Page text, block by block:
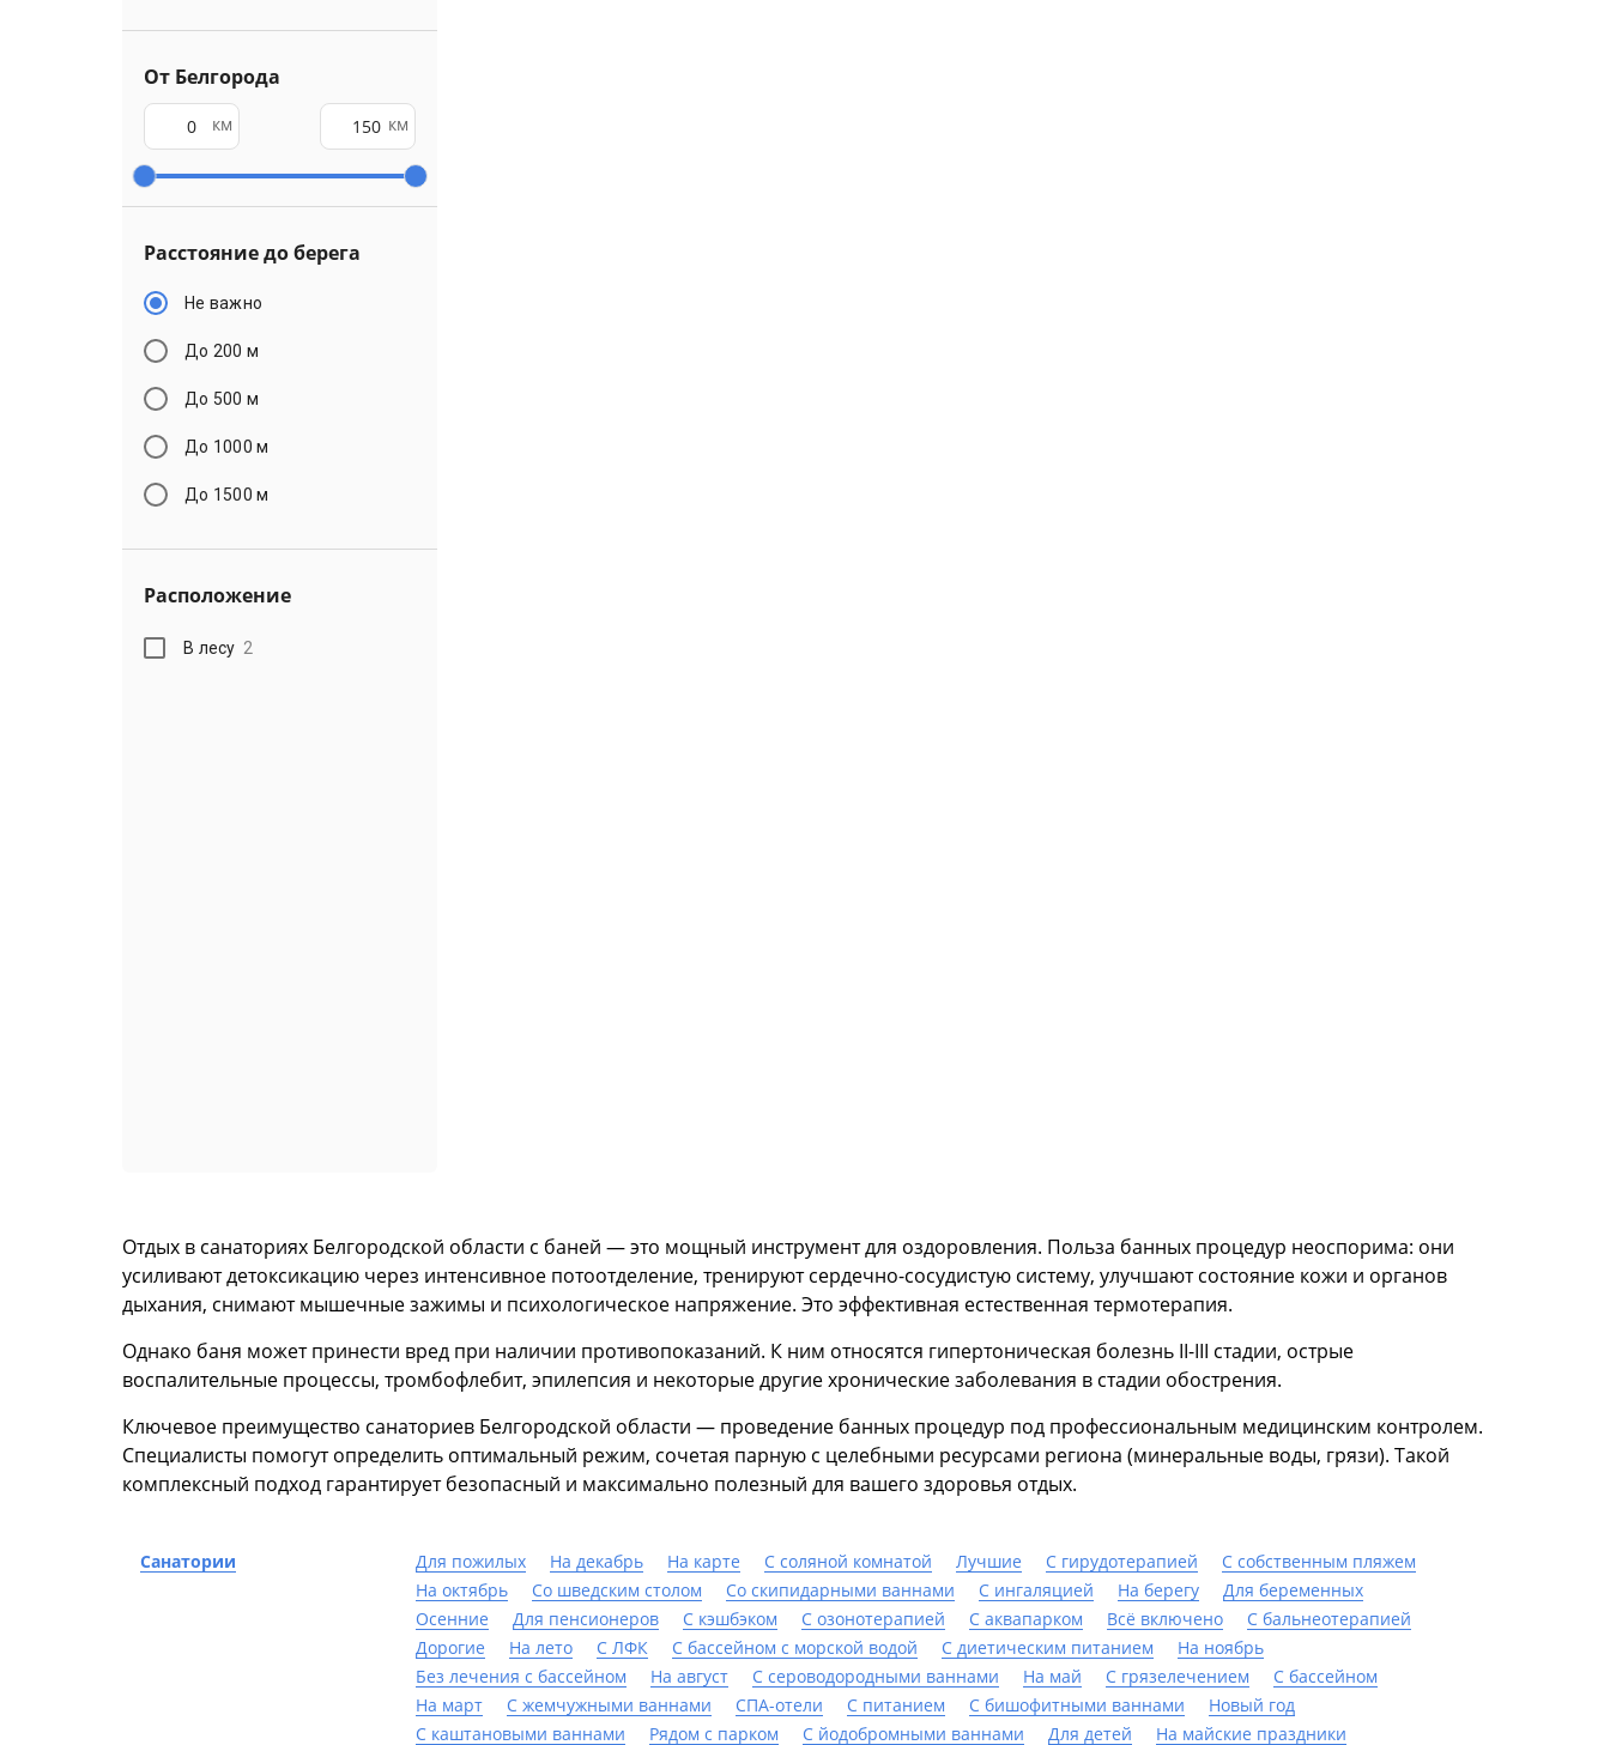
От Белгорода
км км
Расстояние до берега
Не важно
До 200 м
До 500 м
До 1000 м
До 1500 м
Расположение
В лесу 2
Отдых в санаториях Белгородской области с баней — это мощный инструмент для оздоровления. Польза банных процедур неоспорима: они
усиливают детоксикацию через интенсивное потоотделение, тренируют сердечно-сосудистую систему, улучшают состояние кожи и органов
дыхания, снимают мышечные зажимы и психологическое напряжение. Это эффективная естественная термотерапия.
Однако баня может принести вред при наличии противопоказаний. К ним относятся гипертоническая болезнь II-III стадии, острые
воспалительные процессы, тромбофлебит, эпилепсия и некоторые другие хронические заболевания в стадии обострения.
Ключевое преимущество санаториев Белгородской области — проведение банных процедур под профессиональным медицинским контролем.
Специалисты помогут определить оптимальный режим, сочетая парную с целебными ресурсами региона (минеральные воды, грязи). Такой
комплексный подход гарантирует безопасный и максимально полезный для вашего здоровья отдых.
Санатории Для пожилых На декабрь На карте С соляной комнатой Лучшие С гирудотерапией
С собственным пляжем
На октябрь
Со шведским столом Со скипидарными ваннами С ингаляцией На берегу
Для беременных
Осенние
Для пенсионеров С кэшбэком С озонотерапией С аквапарком Всё включено
С бальнеотерапией
Дорогие
На лето С ЛФК С бассейном с морской водой С диетическим питанием
На ноябрь
Без лечения с бассейном
На август С сероводородными ваннами На май С грязелечением
C бассейном
На март
С жемчужными ваннами СПА-отели С питанием С бишофитными ваннами
Новый год
С каштановыми ваннами
Рядом с парком С йодобромными ваннами Для детей На майские праздники